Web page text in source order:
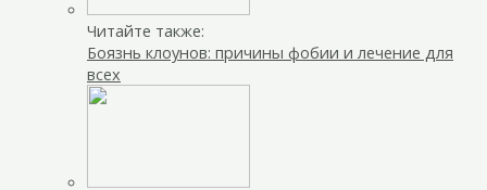
Читайте также:
Боязнь клоунов: причины фобии и лечение для
всех